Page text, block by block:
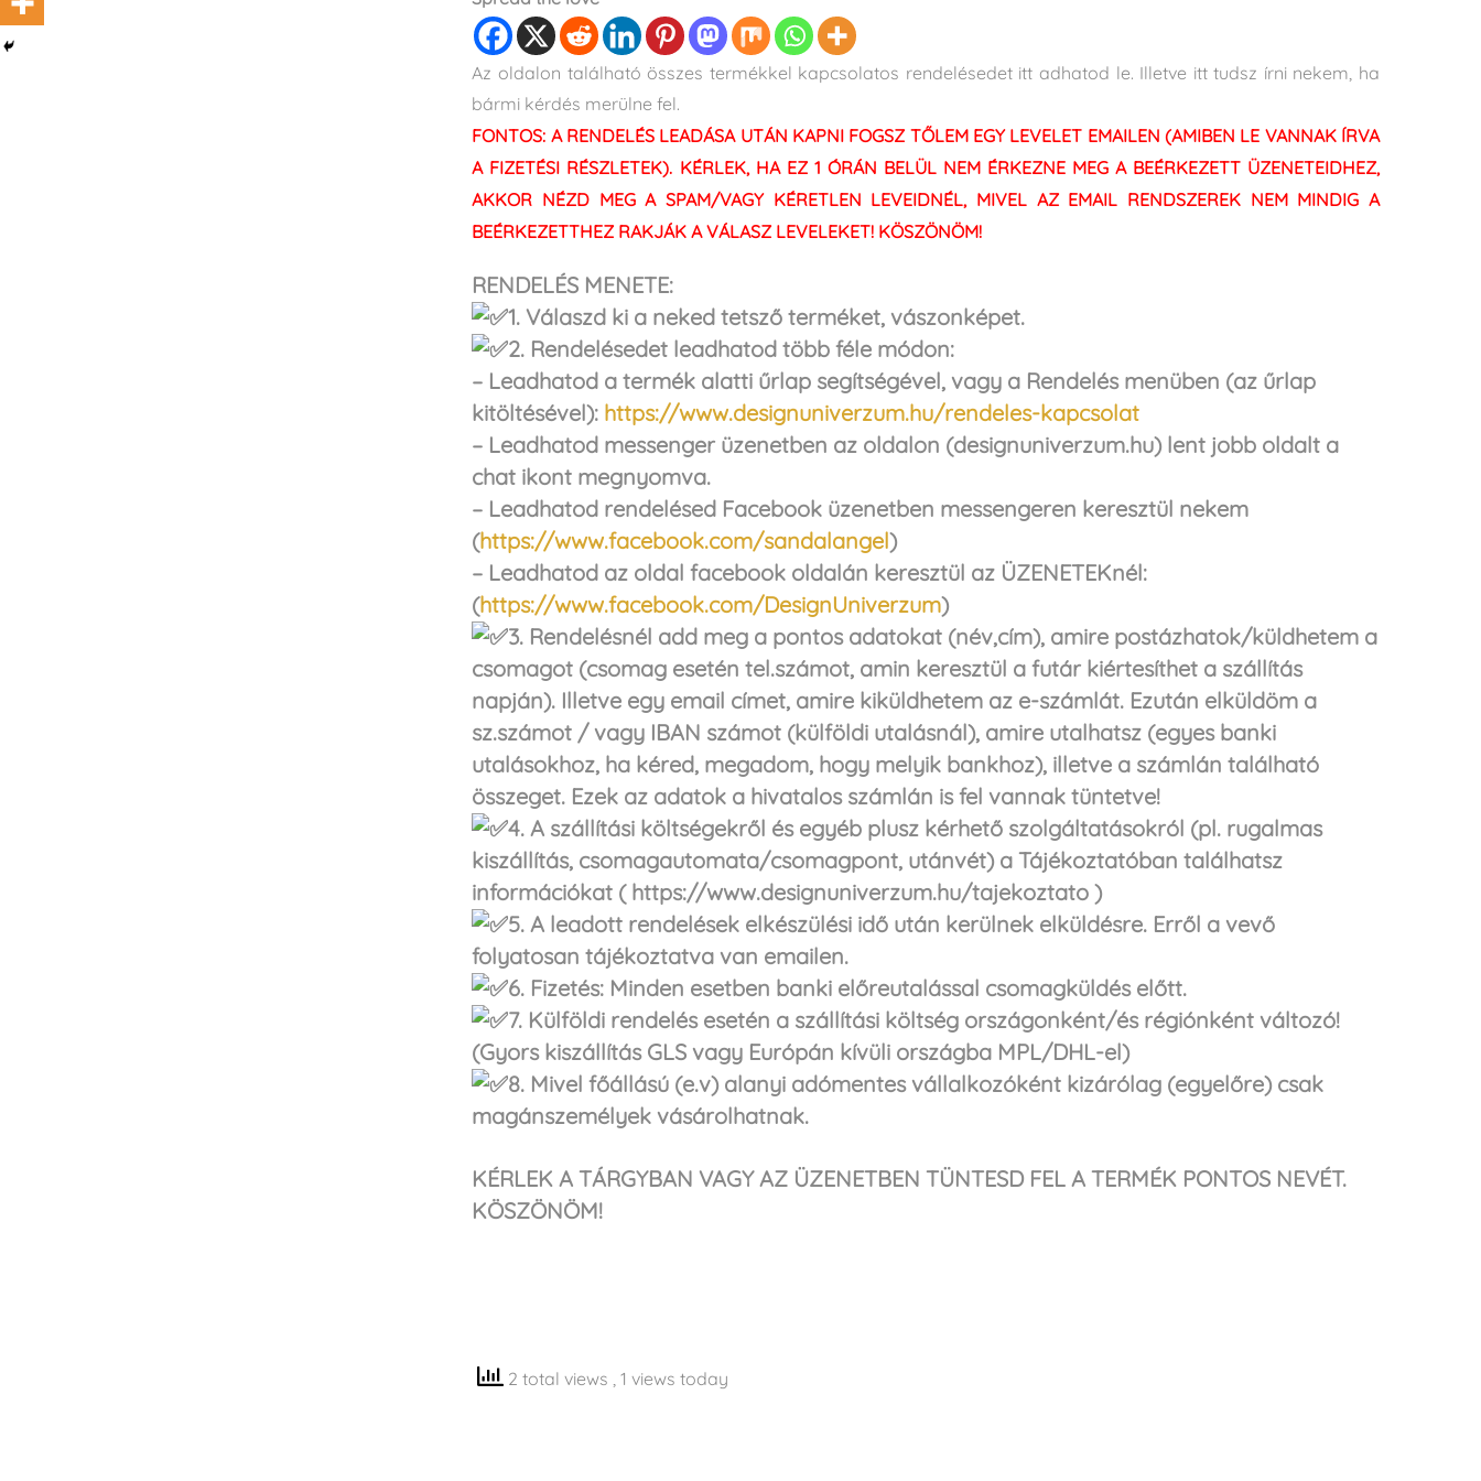
Az oldalon található összes termékkel kapcsolatos rendelésedet itt adhatod le. Illetve itt tudsz írni nekem, ha
bármi kérdés merülne fel.
FONTOS: A RENDELÉS LEADÁSA UTÁN KAPNI FOGSZ TŐLEM EGY LEVELET EMAILEN (AMIBEN LE VANNAK ÍRVA
A FIZETÉSI RÉSZLETEK). KÉRLEK, HA EZ 1 ÓRÁN BELÜL NEM ÉRKEZNE MEG A BEÉRKEZETT ÜZENETEIDHEZ,
AKKOR NÉZD MEG A SPAM/VAGY KÉRETLEN LEVEIDNÉL, MIVEL AZ EMAIL RENDSZEREK NEM MINDIG A
BEÉRKEZETTHEZ RAKJÁK A VÁLASZ LEVELEKET! KÖSZÖNÖM!
RENDELÉS MENETE:
1. Válaszd ki a neked tetsző terméket, vászonképet.
2. Rendelésedet leadhatod több féle módon:
– Leadhatod a termék alatti űrlap segítségével, vagy a Rendelés menüben (az űrlap
kitöltésével): https://www.designuniverzum.hu/rendeles-kapcsolat
– Leadhatod messenger üzenetben az oldalon (designuniverzum.hu) lent jobb oldalt a
chat ikont megnyomva.
– Leadhatod rendelésed Facebook üzenetben messengeren keresztül nekem
(https://www.facebook.com/sandalangel)
– Leadhatod az oldal facebook oldalán keresztül az ÜZENETEKnél:
(https://www.facebook.com/DesignUniverzum)
3. Rendelésnél add meg a pontos adatokat (név,cím), amire postázhatok/küldhetem a
csomagot (csomag esetén tel.számot, amin keresztül a futár kiértesíthet a szállítás
napján). Illetve egy email címet, amire kiküldhetem az e-számlát. Ezután elküldöm a
sz.számot / vagy IBAN számot (külföldi utalásnál), amire utalhatsz (egyes banki
utalásokhoz, ha kéred, megadom, hogy melyik bankhoz), illetve a számlán található
összeget. Ezek az adatok a hivatalos számlán is fel vannak tüntetve!
4. A szállítási költségekről és egyéb plusz kérhető szolgáltatásokról (pl. rugalmas
kiszállítás, csomagautomata/csomagpont, utánvét) a Tájékoztatóban találhatsz
információkat ( https://www.designuniverzum.hu/tajekoztato )
5. A leadott rendelések elkészülési idő után kerülnek elküldésre. Erről a vevő
folyatosan tájékoztatva van emailen.
6. Fizetés: Minden esetben banki előreutalással csomagküldés előtt.
7. Külföldi rendelés esetén a szállítási költség országonként/és régiónként változó!
(Gyors kiszállítás GLS vagy Európán kívüli országba MPL/DHL-el)
8. Mivel főállású (e.v) alanyi adómentes vállalkozóként kizárólag (egyelőre) csak
magánszemélyek vásárolhatnak.
KÉRLEK A TÁRGYBAN VAGY AZ ÜZENETBEN TÜNTESD FEL A TERMÉK PONTOS NEVÉT.
KÖSZÖNÖM!
2 total views, 1 views today